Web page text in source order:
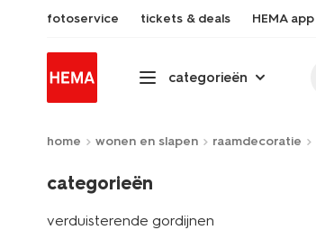
fotoservice tickets & deals HEMA app
categorieën
home wonen en slapen raamdecoratie
categorieën
verduisterende gordijnen